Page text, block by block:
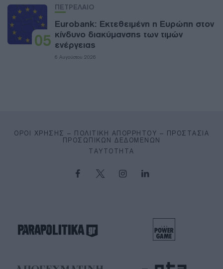
05
ΠΕΤΡΕΛΑΙΟ
Eurobank: Εκτεθειμένη η Ευρώπη στον
κίνδυνο διακύμανσης των τιμών
ενέργειας
6 Αυγούστου 2026
ΌΡΟΙ ΧΡΉΣΗΣ – ΠΟΛΙΤΙΚΉ ΑΠΟΡΡΉΤΟΥ – ΠΡΟΣΤΑΣΊΑ
ΠΡΟΣΩΠΙΚΏΝ ΔΕΔΟΜΈΝΩΝ
ΤΑΥΤΌΤΗΤΑ